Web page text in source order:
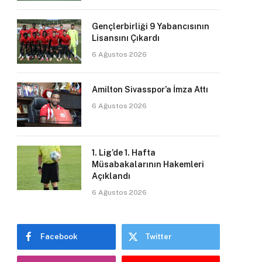
Gençlerbirliği 9 Yabancısının
Lisansını Çıkardı
6 Ağustos 2026
Amilton Sivasspor’a İmza Attı
6 Ağustos 2026
1. Lig’de 1. Hafta
Müsabakalarının Hakemleri
Açıklandı
6 Ağustos 2026
Facebook Twitter